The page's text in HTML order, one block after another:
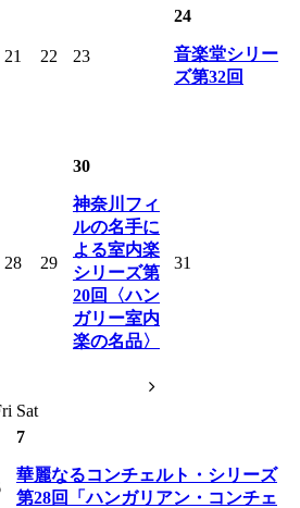
21 22 23
24
音楽堂シリー
ズ第32回
28 29
30
神奈川フィ
ルの名手に
よる室内楽
シリーズ第
20回〈ハン
ガリー室内
楽の名品〉
31
Sat
7
華麗なるコンチェルト・シリーズ
第28回「ハンガリアン・コンチェ